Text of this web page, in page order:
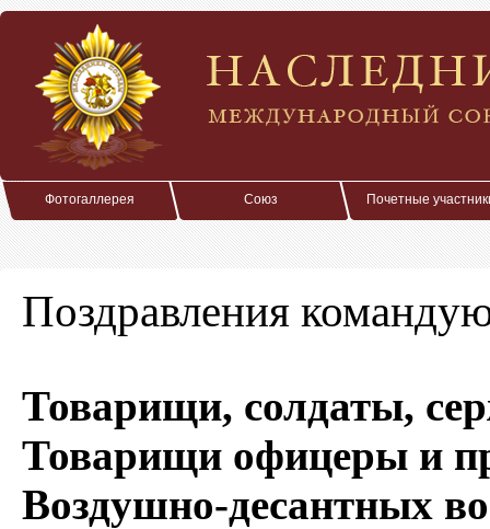
Фотогаллерея Союз Почетные
Поздравления
Товарищи, солдаты,
Товарищи офицеры и
Воздушно-десантных